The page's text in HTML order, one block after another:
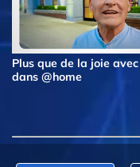
Plus que de la joie avec
dans @home